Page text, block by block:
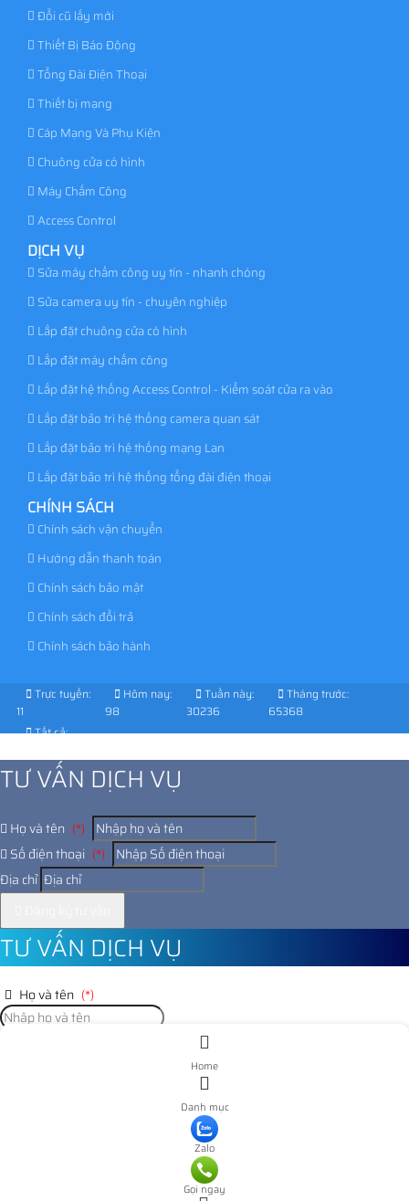
Đổi cũ lấy mới
Thiết Bị Báo Động
Tổng Đài Điện Thoại
Thiết bị mạng
Cáp Mạng Và Phụ Kiện
Chuông cửa có hình
Máy Chấm Công
Access Control
DỊCH VỤ
Sửa máy chấm công uy tín - nhanh chóng
Sửa camera uy tín - chuyên nghiệp
Lắp đặt chuông cửa có hình
Lắp đặt máy chấm công
Lắp đặt hệ thống Access Control - Kiểm soát cửa ra vào
Lắp đặt bảo trì hệ thống camera quan sát
Lắp đặt bảo trì hệ thống mạng Lan
Lắp đặt bảo trì hệ thống tổng đài điện thoại
CHÍNH SÁCH
Chính sách vận chuyển
Hướng dẫn thanh toán
Chính sách bảo mật
Chính sách đổi trả
Chính sách bảo hành
Trực tuyến:
11
Hôm nay:
98
Tuần này:
30236
Tháng trước:
65368
Tất cả:
TƯ VẤN DỊCH VỤ
Họ và tên (*)
Số điện thoại (*)
Địa chỉ
TƯ VẤN DỊCH VỤ
Họ và tên (*)
Home
Danh mục
Zalo
Gọi ngay